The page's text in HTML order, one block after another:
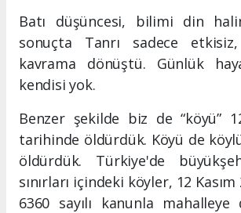
Batı düşüncesi, bilimi din
sonuçta Tanrı sadece
kavrama dönüştü. Günlük
kendisi yok.
Benzer şekilde biz de “köyü”
tarihinde öldürdük. Köyü de
öldürdük. Türkiye'de
sınırları içindeki köyler, 12
6360 sayılı kanunla mahalleye